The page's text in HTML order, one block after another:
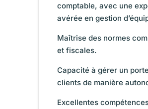
comptable, avec une
avérée en gestion
Maîtrise des normes
et fiscales.
Capacité à gérer un
clients de manière
Excellentes